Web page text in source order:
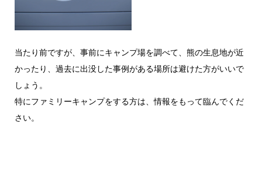
当たり前ですが、事前にキャンプ場を調べて、熊の生息地が近
かったり、過去に出没した事例がある場所は避けた方がいいで
しょう。
特にファミリーキャンプをする方は、情報をもって臨んでくだ
さい。